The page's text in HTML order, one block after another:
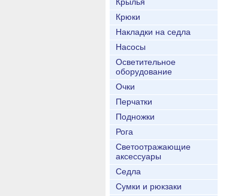
Крюки
Накладки на седла
Насосы
Осветительное
оборудование
Очки
Перчатки
Подножки
Рога
Светоотражающие
аксессуары
Седла
Сумки и рюкзаки